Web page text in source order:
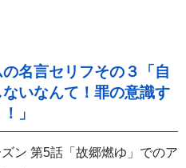
名言セリフその３「自
いなんて！罪の意識す
」
ン 第5話「故郷燃ゆ」でのア